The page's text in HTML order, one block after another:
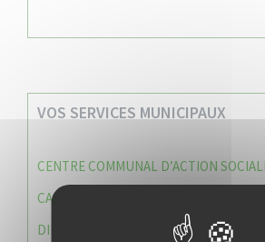
VOS SERVICES MUNICIPAUX
CENTRE COMMUNAL D’ACTION
CAISSE DES ÉCOLES
DIRECTION DES SERVICES TECHNIQUES